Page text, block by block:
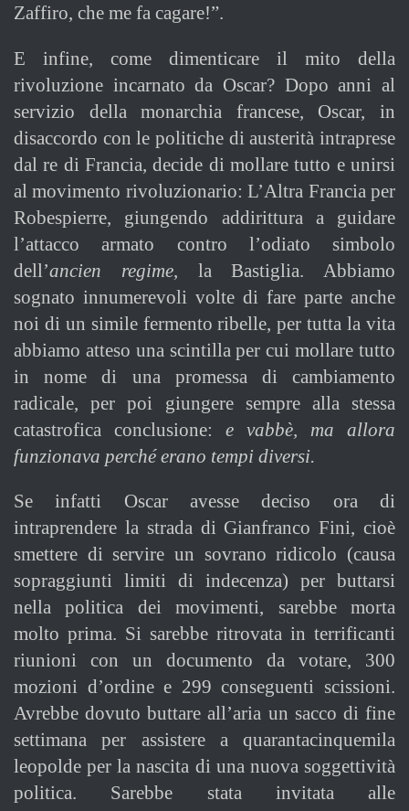
Zaffiro, che me fa cagare!”.
E infine, come dimenticare il mito della
rivoluzione incarnato da Oscar? Dopo anni al
servizio della monarchia francese, Oscar, in
disaccordo con le politiche di austerità intraprese
dal re di Francia, decide di mollare tutto e unirsi
al movimento rivoluzionario: L’Altra Francia per
Robespierre, giungendo addirittura a guidare
l’attacco armato contro l’odiato simbolo
dell’ancien regime, la Bastiglia. Abbiamo
sognato innumerevoli volte di fare parte anche
noi di un simile fermento ribelle, per tutta la vita
abbiamo atteso una scintilla per cui mollare tutto
in nome di una promessa di cambiamento
radicale, per poi giungere sempre alla stessa
catastrofica conclusione: e vabbè, ma allora
funzionava perché erano tempi diversi.
Se infatti Oscar avesse deciso ora di
intraprendere la strada di Gianfranco Fini, cioè
smettere di servire un sovrano ridicolo (causa
sopraggiunti limiti di indecenza) per buttarsi
nella politica dei movimenti, sarebbe morta
molto prima. Si sarebbe ritrovata in terrificanti
riunioni con un documento da votare, 300
mozioni d’ordine e 299 conseguenti scissioni.
Avrebbe dovuto buttare all’aria un sacco di fine
settimana per assistere a quarantacinquemila
leopolde per la nascita di una nuova soggettività
politica. Sarebbe stata invitata alle